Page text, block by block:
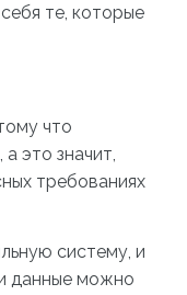
те, которые
что
это значит,
требованиях
систему, и
данные можно